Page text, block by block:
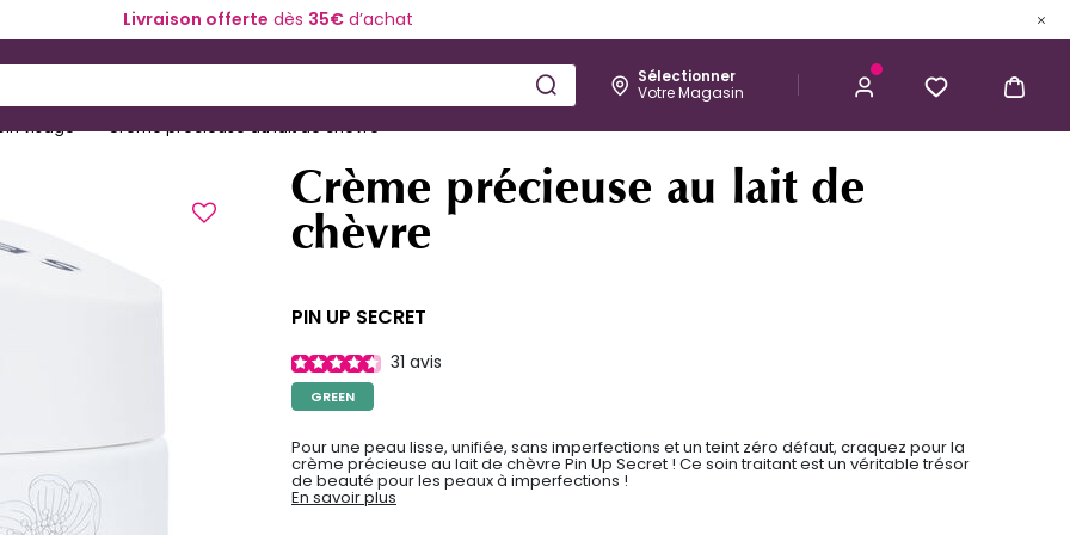
Livraison offerte dès 35€d’achat
Sélectionner
Votre Magasin
Esthétique Homme Kérastase
20,80 €
visage Crème précieuse au lait de chèvre
Crème précieuse au lait de
chèvre
PIN UP SECRET
31 avis
GREEN
Pour une peau lisse, unifiée, sans imperfections et un teint zéro défaut, craquez pour la
crème précieuse au lait de chèvre Pin Up Secret ! Ce soin traitant est un véritable trésor
de beauté pour les peaux à imperfections !
En savoir plus